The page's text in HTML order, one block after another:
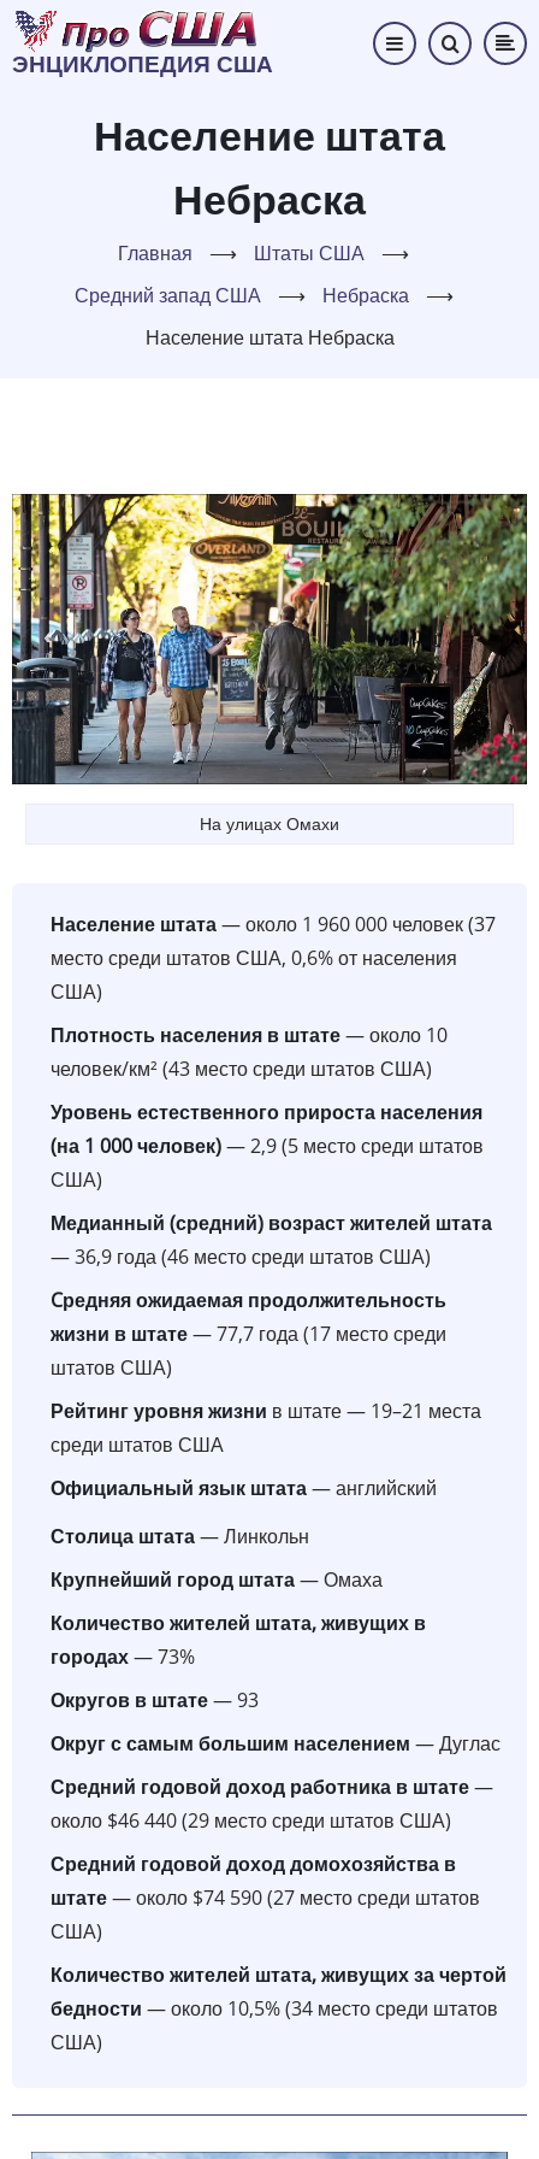
Перейти
основному
ЭНЦИКЛОПЕДИЯ США
Население штата
Небраска
Главная ⟶ Штаты США
⟶
Средний запад США
⟶ Небраска
⟶
Население штата Небраска
На улицах Омахи
Население штата— около 1 960 000 человек (37
место среди штатов США, 0,6% от населения
США)
Плотность населения в штате— около 10
человек/км² (43 место среди штатов США)
Уровень естественного прироста населения
(на 1 000 человек)— 2,9 (5 место среди штатов
США)
Медианный (средний) возраст жителей штата
— 36,9 года (46 место среди штатов США)
Cредняя ожидаемая продолжительность
жизни в штате— 77,7 года (17 место среди
штатов США)
Рейтинг уровня жизни в штате — 19–21 места
среди штатов США
Официальный язык штата— английский
Столица штата— Линкольн
Крупнейший город штата— Омаха
Количество жителей штата, живущих в
городах— 73%
Округов в штате— 93
Округ с самым большим населением — Дуглас
Средний годовой доход работника в штате—
около $46 440 (29 место среди штатов США)
Средний годовой доход домохозяйства в
штате— около $74 590 (27 место среди штатов
США)
Количество жителей штата, живущих за чертой
бедности — около 10,5% (34 место среди штатов
США)